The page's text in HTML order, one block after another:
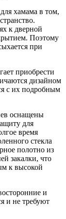
хамама в том,
к дверной
Поэтому
при
приобрести
дизайном
с их подробным
оснащены
для
время
стекла
полотно из
закалки, что
к высокой
и
и не требуют